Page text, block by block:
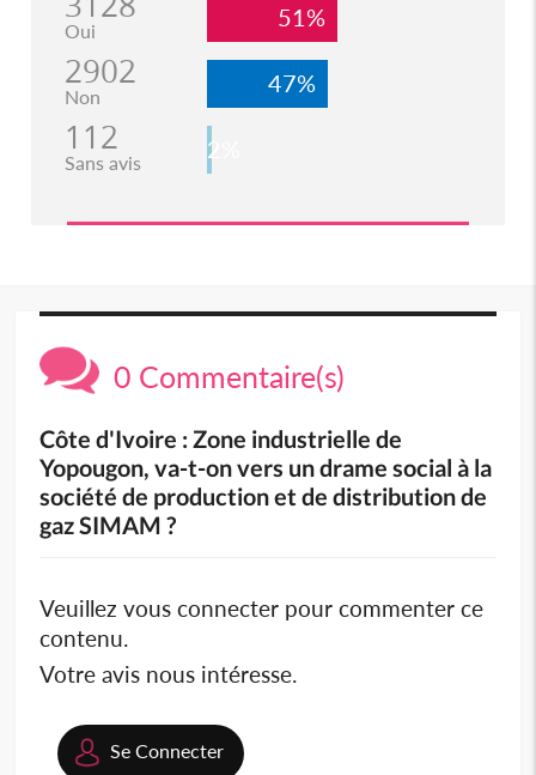
Oui 51%
2902
Non 47%
112
Sans avis 2%
0 Commentaire(s)
Côte d'Ivoire : Zone industrielle de
Yopougon, va-t-on vers un drame social à la
société de production et de distribution de
gaz SIMAM ?
Veuillez vous connecter pour commenter ce
contenu.
Votre avis nous intéresse.
Se Connecter